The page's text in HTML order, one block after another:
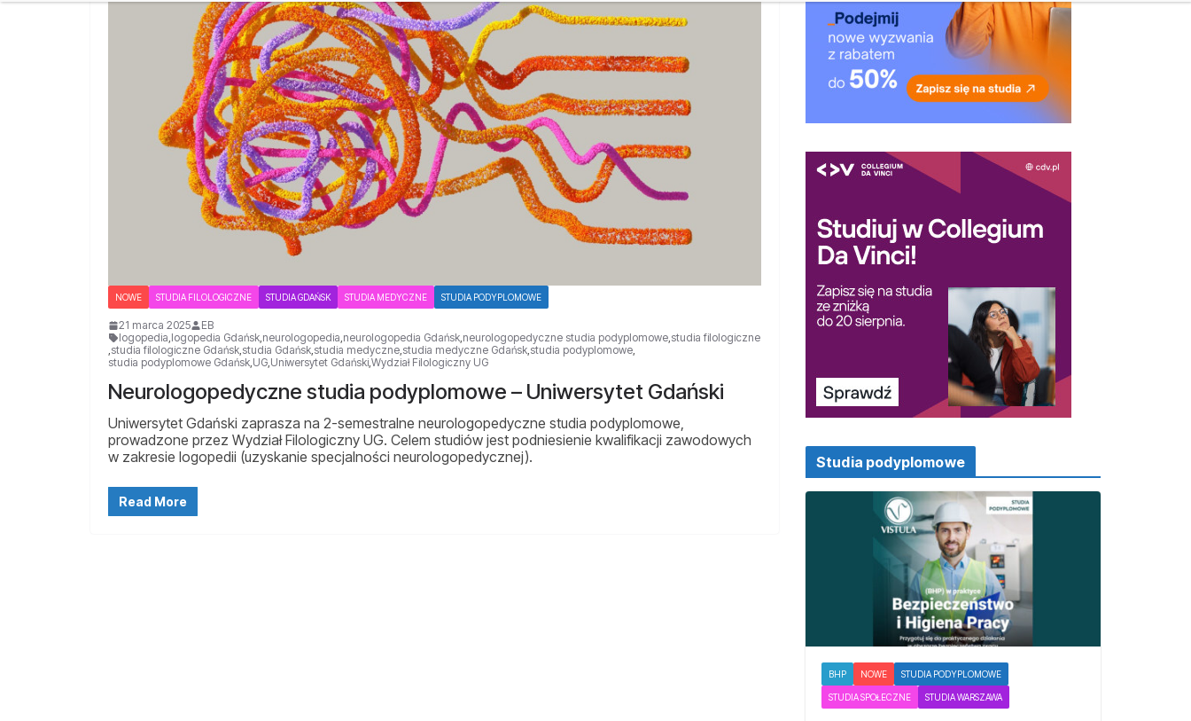
NOWE STUDIA FILOLOGICZNE STUDIA GDAŃSK STUDIA MEDYCZNE STUDIA PODYPLOMOWE
21 marca 2025
EB
logopedia logopedia Gdańsk neurologopedia neurologopedia Gdańsk neurologopedyczne studia podyplomowe studia filologiczne
studia filologiczne Gdańsk studia Gdańsk studia medyczne studia medyczne Gdańsk studia podyplomowe
studia podyplomowe Gdańsk UG Uniwersytet Gdański Wydział Filologiczny UG
Neurologopedyczne studia podyplomowe – Uniwersytet Gdański
Uniwersytet Gdański zaprasza na 2-semestralne neurologopedyczne studia podyplomowe,
prowadzone przez Wydział Filologiczny UG. Celem studiów jest podniesienie kwalifikacji zawodowych
w zakresie logopedii (uzyskanie specjalności neurologopedycznej).
Read More
Studia podyplomowe
BHP NOWE STUDIA PODYPLOMOWE
STUDIA SPOŁECZNE STUDIA WARSZAWA